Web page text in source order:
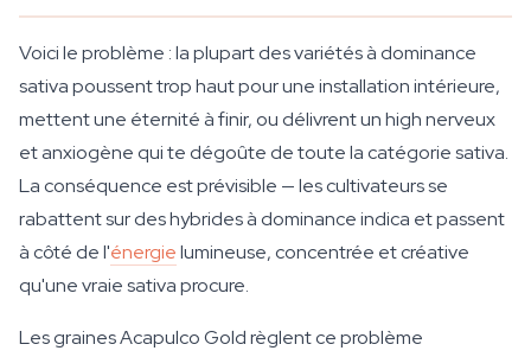
Voici le problème : la plupart des variétés à dominance
sativa poussent trop haut pour une installation intérieure,
mettent une éternité à finir, ou délivrent un high nerveux
et anxiogène qui te dégoûte de toute la catégorie sativa.
La conséquence est prévisible — les cultivateurs se
rabattent sur des hybrides à dominance indica et passent
à côté de l'énergielumineuse, concentrée et créative
qu'une vraie sativa procure.
Les graines Acapulco Gold règlent ce problème